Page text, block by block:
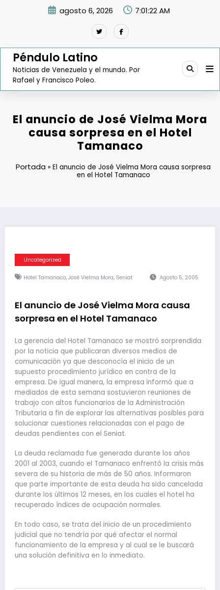
agosto 6, 2026 7:01:23 AM
Péndulo Latino
Noticias de Venezuela y el mundo. Por
Rafael y Francisco Poleo.
El anuncio de José Vielma Mora
causa sorpresa en el Hotel
Tamanaco
Portada »El anuncio de José Vielma Mora causa sorpresa
en el Hotel Tamanaco
Uncategorized
Hotel Tamanaco, José Vielma Mora, Seniat Agosto 5, 2005
El anuncio de José Vielma Mora causa
sorpresa en el Hotel Tamanaco
La gerencia del Hotel Tamanaco se mostró sorprendida
por la noticia que publicaran diversos medios de
comunicación ya que desconocía el inicio de un
supuesto procedimiento jurídico en contra de la
empresa. De igual manera, la empresa informó que a
mediados de esta semana sostuvieron reuniones de
trabajo con altos funcionarios de la Administración
Tributaria a fin de explorar las alternativas posibles para
solucionar cuestiones relacionadas con el pago de
deudas pendientes con el Seniat.
La deuda reclamada fue generada durante los años
2001 al 2003, cuando el Tamanaco enfrentó la crisis más
severa de su historia de más de 50 años. Informaron
que parte importante de esta deuda ha sido cancelada
durante los últimos 12 meses, en los cuales el hotel ha
recuperado índices de ocupación normales.
En todo caso, se trata del inicio de un procedimiento
judicial que no tendría por qué afectar el normal
funcionamiento de la empresa y al cual se le buscará
una solución definitiva en lo inmediato.